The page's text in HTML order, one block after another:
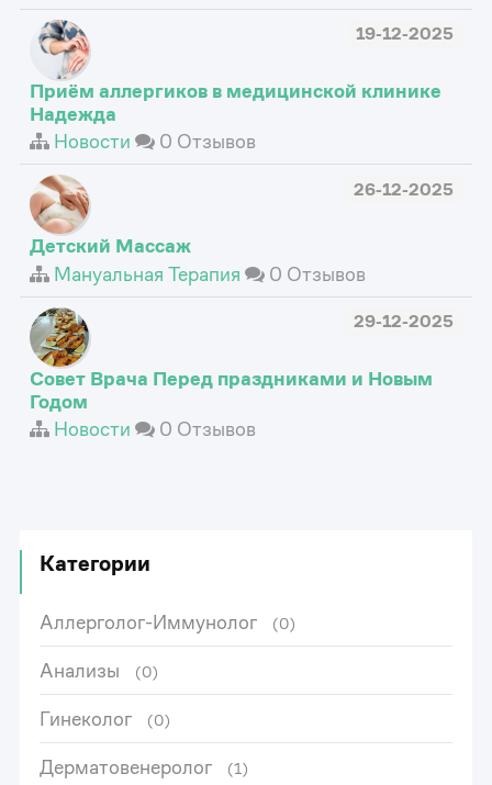
19-12-2025
Приём аллергиков в медицинской клинике
Надежда
Новости
0 Отзывов
26-12-2025
Детский Массаж
Мануальная Терапия
0 Отзывов
29-12-2025
Совет Врача Перед праздниками и Новым
Годом
Новости
0 Отзывов
Категории
Аллерголог-Иммунолог (0)
Анализы (0)
Гинеколог (0)
Дерматовенеролог (1)